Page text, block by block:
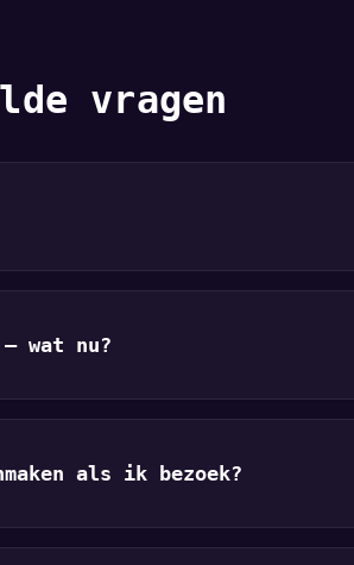
vragen
wat nu?
als ik bezoek?